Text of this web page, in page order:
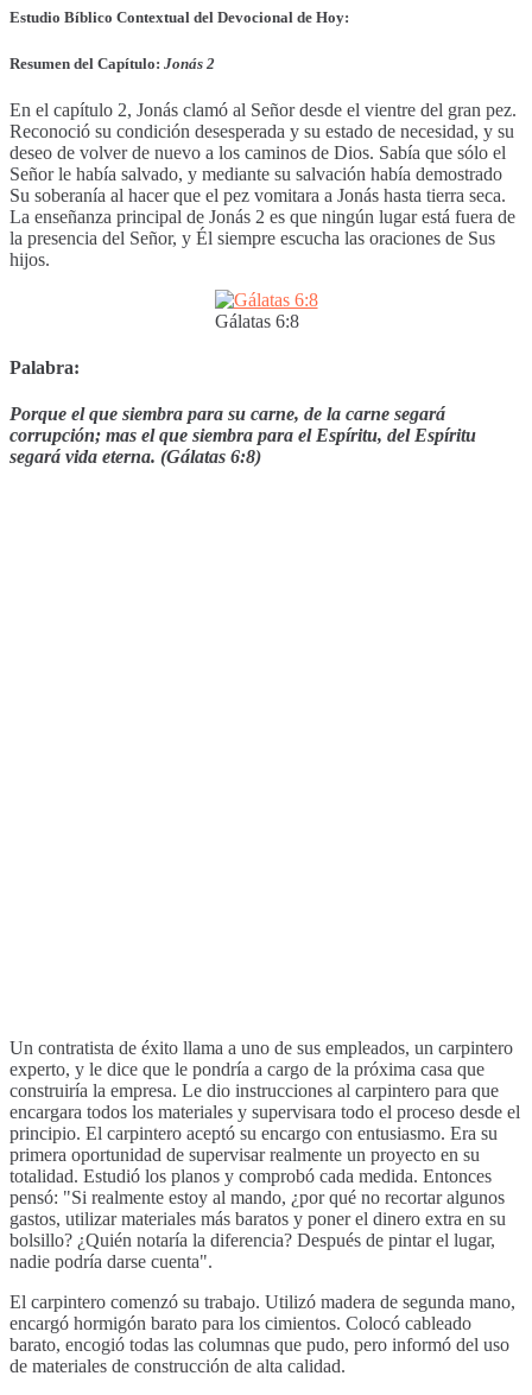
Estudio Bíblico Contextual del Devocional de Hoy:
Resumen del Capítulo: Jonás 2
En el capítulo 2, Jonás clamó al Señor desde el vientre del gran pez.
Reconoció su condición desesperada y su estado de necesidad, y su
deseo de volver de nuevo a los caminos de Dios. Sabía que sólo el
Señor le había salvado, y mediante su salvación había demostrado
Su soberanía al hacer que el pez vomitara a Jonás hasta tierra seca.
La enseñanza principal de Jonás 2 es que ningún lugar está fuera de
la presencia del Señor, y Él siempre escucha las oraciones de Sus
hijos.
Gálatas 6:8
Palabra:
Porque el que siembra para su carne, de la carne segará
corrupción; mas el que siembra para el Espíritu, del Espíritu
segará vida eterna. (Gálatas 6:8)
Un contratista de éxito llama a uno de sus empleados, un carpintero
experto, y le dice que le pondría a cargo de la próxima casa que
construiría la empresa. Le dio instrucciones al carpintero para que
encargara todos los materiales y supervisara todo el proceso desde el
principio. El carpintero aceptó su encargo con entusiasmo. Era su
primera oportunidad de supervisar realmente un proyecto en su
totalidad. Estudió los planos y comprobó cada medida. Entonces
pensó: "Si realmente estoy al mando, ¿por qué no recortar algunos
gastos, utilizar materiales más baratos y poner el dinero extra en su
bolsillo? ¿Quién notaría la diferencia? Después de pintar el lugar,
nadie podría darse cuenta".
El carpintero comenzó su trabajo. Utilizó madera de segunda mano,
encargó hormigón barato para los cimientos. Colocó cableado
barato, encogió todas las columnas que pudo, pero informó del uso
de materiales de construcción de alta calidad.